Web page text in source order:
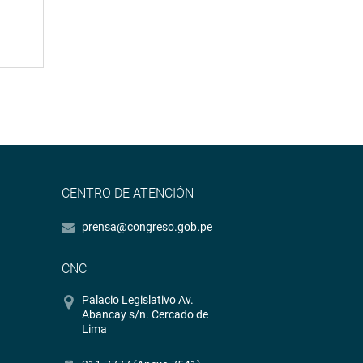
CENTRO DE ATENCIÓN
prensa@congreso.gob.pe
CNC
Palacio Legislativo Av.
Abancay s/n. Cercado de
Lima